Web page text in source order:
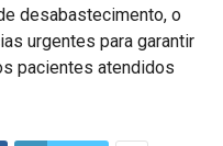
desabastecimento, o
urgentes para garantir
pacientes atendidos